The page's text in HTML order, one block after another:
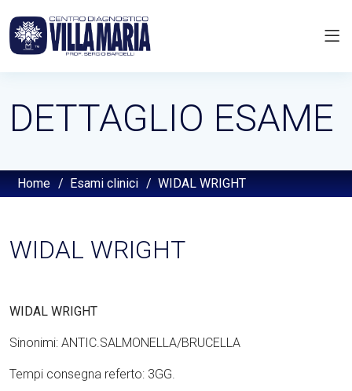
DETTAGLIO ESAME
Home / Esami clinici / WIDAL WRIGHT
WIDAL WRIGHT
WIDAL WRIGHT
Sinonimi: ANTIC.SALMONELLA/BRUCELLA
Tempi consegna referto: 3GG.